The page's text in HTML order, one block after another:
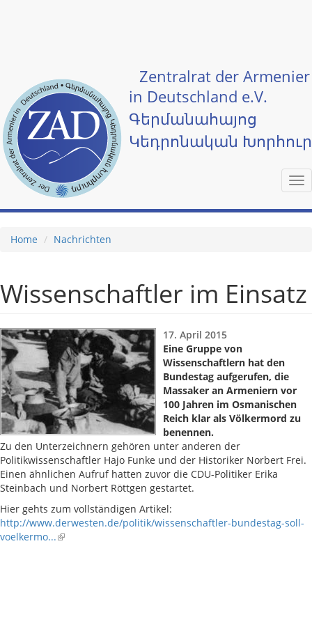
Zentralrat der Armenier
in Deutschland e.V.
Գերմանահայոց
Կեդրոնական
Home Nachrichten
Wissenschaftler im Einsatz
17. April 2015
Eine Gruppe von
Wissenschaftlern hat den
Bundestag aufgerufen, die
Massaker an Armeniern vor
100 Jahren im Osmanischen
Reich klar als Völkermord zu
benennen.
Zu den Unterzeichnern gehören unter anderen der
Politikwissenschaftler Hajo Funke und der Historiker Norbert Frei.
Einen ähnlichen Aufruf hatten zuvor die CDU-Politiker Erika
Steinbach und Norbert Röttgen gestartet.
Hier gehts zum vollständigen Artikel:
http://www.derwesten.de/politik/wissenschaftler-bundestag-soll-
voelkermo...